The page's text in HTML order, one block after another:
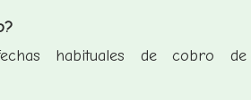
habituales de cobro de